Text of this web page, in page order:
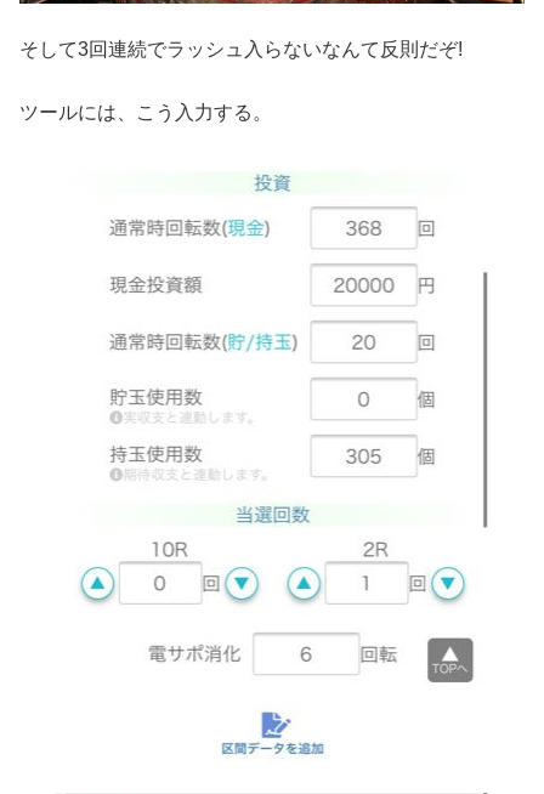
そして3回連続でラッシュ入らないなんて反則だぞ!
ツールには、こう入力する。